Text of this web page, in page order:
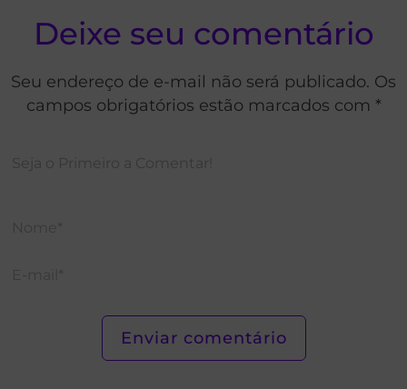
Deixe seu comentário
Seu endereço de e-mail não será publicado. Os
campos obrigatórios estão marcados com *